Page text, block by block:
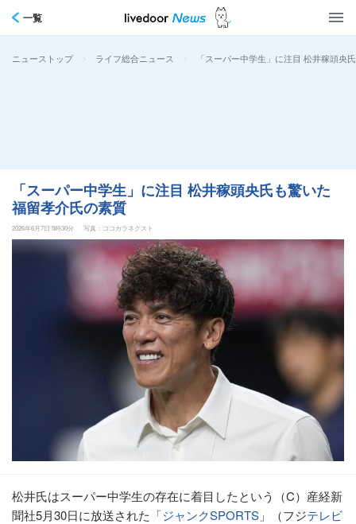
一覧
ニューストップ > ライフ総合ニュース > 「スーパー中学生」に注目 松井稼頭央
「スーパー中学生」に注目 松井稼頭央氏も驚いた
福留孝介氏の素質
2026年6月7日 5時30分 写真：ココカラネクスト
松井氏はスーパー中学生の存在に着目したという（C）産経新
聞社5月30日に放送された「ジャンクSPORTS 」（フジテレビ